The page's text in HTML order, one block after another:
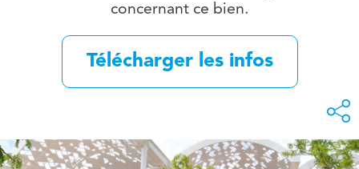
concernant ce bien.
Télécharger les infos